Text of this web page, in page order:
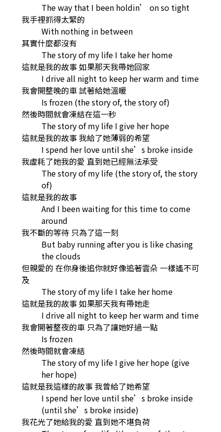
The way that I been holdin’ on so tight
我手裡抓得太緊的
With nothing in between
其實什麼都沒有
The story of my life I take her home
這就是我的故事 如果那天我帶她回家
I drive all night to keep her warm and time
我會開整晚的車 試著給她溫暖
Is frozen (the story of, the story of)
然後時間就會凍結在這一秒
The story of my life I give her hope
這就是我的故事 我給了她薄弱的希望
I spend her love until she’s broke inside
我虛耗了她我的愛 直到她已經無法承受
The story of my life (the story of, the story
of)
這就是我的故事
And I been waiting for this time to come
around
我不斷的等待 只為了這一刻
But baby running after you is like chasing
the clouds
但親愛的 在你身後追你就好像追著雲朵 一樣遙不可
及
The story of my life I take her home
這就是我的故事 如果那天我有帶她走
I drive all night to keep her warm and time
我會開著整夜的車 只為了讓她好過一點
Is frozen
然後時間就會凍結
The story of my life I give her hope (give
her hope)
這就是我這樣的故事 我曾給了她希望
I spend her love until she’s broke inside
(until she’s broke inside)
我花光了她給我的愛 直到她不堪負荷